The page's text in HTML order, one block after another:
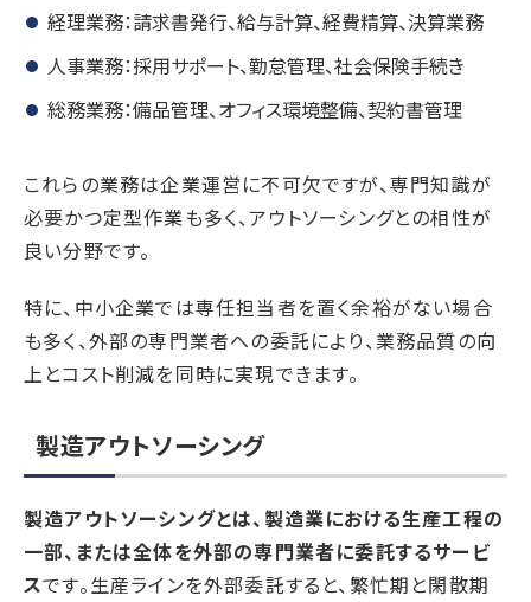
経理業務：請求書発行、給与計算、経費精算、決算業務
人事業務：採用サポート、勤怠管理、社会保険手続き
総務業務：備品管理、オフィス環境整備、契約書管理
これらの業務は企業運営に不可欠ですが、専門知識が
必要かつ定型作業も多く、アウトソーシングとの相性が
良い分野です。
特に、中小企業では専任担当者を置く余裕がない場合
も多く、外部の専門業者への委託により、業務品質の向
上とコスト削減を同時に実現できます。
製造アウトソーシング
製造アウトソーシングとは、製造業における生産工程の
一部、または全体を外部の専門業者に委託するサービ
スです。生産ラインを外部委託すると、繁忙期と閑散期